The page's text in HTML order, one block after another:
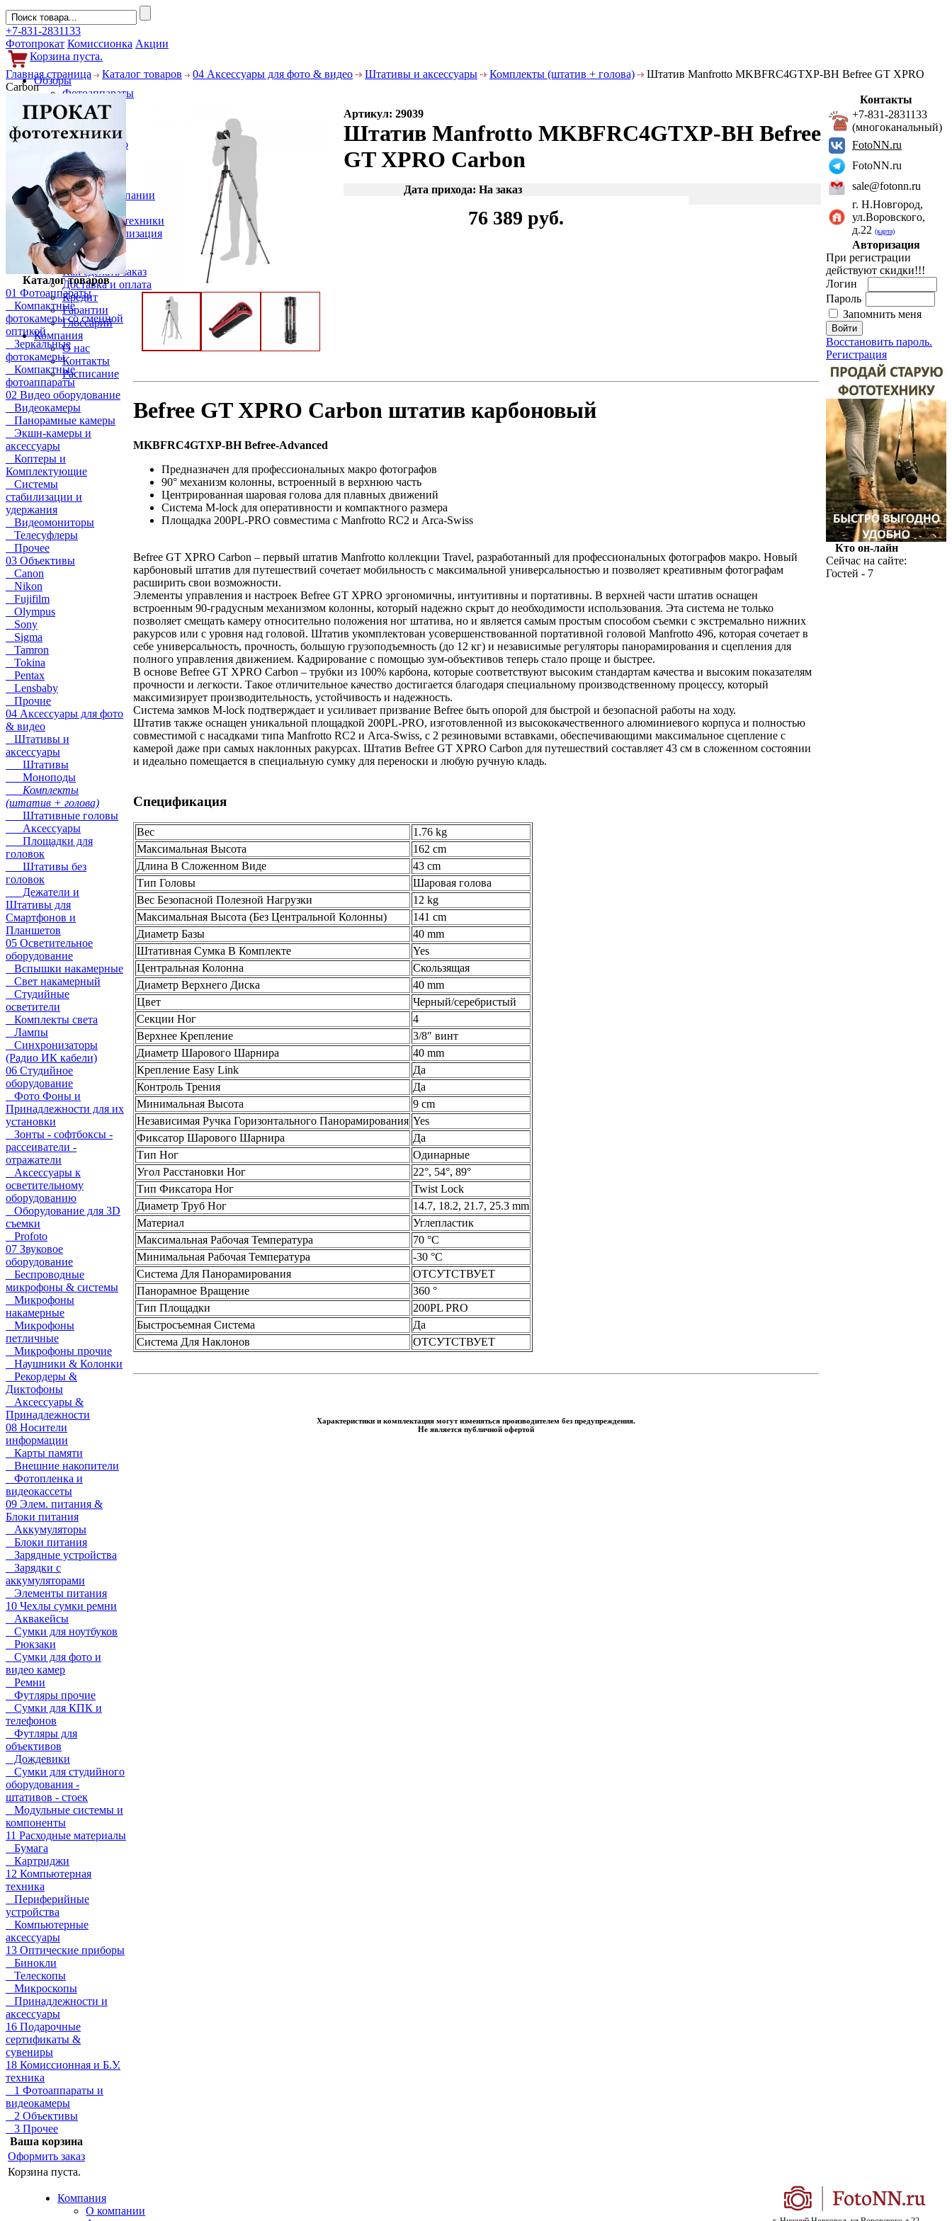
+7-831-2831133
Фотопрокат Комиссионка Акции
Корзина пуста.
Обзоры
Фотоаппараты
Объективы
Фильтры
Новости
Фото и видео
Гаджеты
Аксессуары
Слухи
Новости компании
Услуги
Прокат фототехники
Выкуп и реализация
Покупателям
Акции
Как сделать заказ
Доставка и оплата
Кредит
Гарантии
Глоссарий
Компания
О нас
Контакты
Расписание
Главная страница Каталог товаров 04 Аксессуары для фото & видео Штативы и аксессуары Комплекты (штатив + голова)
Штатив Manfrotto MKBFRC4GTXP-BH Befree GT XPRO
Carbon
Каталог товаров
01 Фотоаппараты
Компактные
фотокамеры со сменной
оптикой
Зеркальные
фотокамеры
Компактные
фотоаппараты
02 Видео оборудование
Видеокамеры
Панорамные камеры
Экшн-камеры и
аксессуары
Коптеры и
Комплектующие
Системы
стабилизации и
удержания
Видеомониторы
Телесуфлеры
Прочее
03 Объективы
Canon
Nikon
Fujifilm
Olympus
Sony
Sigma
Tamron
Tokina
Pentax
Lensbaby
Прочие
04 Аксессуары для фото
& видео
Штативы и
аксессуары
Штативы
Моноподы
Комплекты
(штатив + голова)
Штативные головы
Аксессуары
Площадки для
головок
Штативы без
головок
Дежатели и
Штативы для
Смартфонов и
Планшетов
05 Осветительное
оборудование
Вспышки накамерные
Свет накамерный
Студийные
осветители
Комплекты света
Лампы
Синхронизаторы
(Радио ИК кабели)
06 Студийное
оборудование
Фото Фоны и
Принадлежности для их
установки
Зонты - софтбоксы -
рассеиватели -
отражатели
Аксессуары к
осветительному
оборудованию
Оборудование для 3D
съемки
Profoto
07 Звуковое
оборудование
Беспроводные
микрофоны & системы
Микрофоны
накамерные
Микрофоны
петличные
Микрофоны прочие
Наушники & Колонки
Рекордеры &
Диктофоны
Аксессуары &
Принадлежности
08 Носители
информации
Карты памяти
Внешние накопители
Фотопленка и
видеокассеты
09 Элем. питания &
Блоки питания
Аккумуляторы
Блоки питания
Зарядные устройства
Зарядки с
аккумуляторами
Элементы питания
10 Чехлы сумки ремни
Аквакейсы
Сумки для ноутбуков
Рюкзаки
Сумки для фото и
видео камер
Ремни
Футляры прочие
Сумки для КПК и
телефонов
Футляры для
объективов
Дождевики
Сумки для студийного
оборудования -
штативов - стоек
Модульные системы и
компоненты
11 Расходные материалы
Бумага
Картриджи
12 Компьютерная
техника
Периферийные
устройства
Компьютерные
аксессуары
13 Оптические приборы
Бинокли
Телескопы
Микроскопы
Принадлежности и
аксессуары
16 Подарочные
сертификаты &
сувениры
18 Комиссионная и Б.У.
техника
1 Фотоаппараты и
видеокамеры
2 Объективы
3 Прочее
Ваша корзина
Оформить заказ
Корзина пуста.
Артикул: 29039
Штатив Manfrotto MKBFRC4GTXP-BH Befree
GT XPRO Carbon
Дата прихода: На заказ
76 389 руб.
Befree GT XPRO Carbon штатив карбоновый
MKBFRC4GTXP-BH Befree-Advanced
Предназначен для профессиональных макро фотографов
90° механизм колонны, встроенный в верхнюю часть
Центрированная шаровая голова для плавных движений
Система M-lock для оперативности и компактного размера
Площадка 200PL-PRO совместима с Manfrotto RC2 и Arca-Swiss
Befree GT XPRO Carbon – первый штатив Manfrotto коллекции Travel, разработанный для профессиональных фотографов макро. Новый
карбоновый штатив для путешествий сочетает мобильность с максимальной универсальностью и позволяет креативным фотографам
расширить свои возможности.
Элементы управления и настроек Befree GT XPRO эргономичны, интуитивны и портативны. В верхней части штатив оснащен
встроенным 90-градусным механизмом колонны, который надежно скрыт до необходимости использования. Эта система не только
позволяет смещать камеру относительно положения ног штатива, но и является самым простым способом съемки с экстремально нижних
ракурсов или с уровня над головой. Штатив укомплектован усовершенствованной портативной головой Manfrotto 496, которая сочетает в
себе универсальность, прочность, большую грузоподъемность (до 12 кг) и независимые регуляторы панорамирования и сцепления для
полного управления движением. Кадрирование с помощью зум-объективов теперь стало проще и быстрее.
В основе Befree GT XPRO Carbon – трубки из 100% карбона, которые соответствуют высоким стандартам качества и высоким показателям
прочности и легкости. Такое отличительное качество достигается благодаря специальному производственному процессу, который
максимизирует производительность, устойчивость и надежность.
Система замков M-lock подтверждает и усиливает призвание Befree быть опорой для быстрой и безопасной работы на ходу.
Штатив также оснащен уникальной площадкой 200PL-PRO, изготовленной из высококачественного алюминиевого корпуса и полностью
совместимой с насадками типа Manfrotto RC2 и Arca-Swiss, с 2 резиновыми вставками, обеспечивающими максимальное сцепление с
камерой даже при самых наклонных ракурсах. Штатив Befree GT XPRO Carbon для путешествий составляет 43 см в сложенном состоянии
и идеально помещается в специальную сумку для переноски и любую ручную кладь.
Спецификация
Вес
1.76 kg
Максимальная Высота
162 cm
Длина В Сложенном Виде
43 cm
Тип Головы
Шаровая голова
Вес Безопасной Полезной Нагрузки
12 kg
Максимальная Высота (Без Центральной Колонны)
141 cm
Диаметр Базы
40 mm
Штативная Сумка В Комплекте
Yes
Центральная Колонна
Скользящая
Диаметр Верхнего Диска
40 mm
Цвет
Черный/серебристый
Секции Ног
4
Верхнее Крепление
3/8″ винт
Диаметр Шарового Шарнира
40 mm
Крепление Easy Link
Да
Контроль Трения
Да
Минимальная Высота
9 cm
Независимая Ручка Горизонтального Панорамирования Yes
Фиксатор Шарового Шарнира
Да
Тип Ног
Одинарные
Угол Расстановки Ног
22°, 54°, 89°
Тип Фиксатора Ног
Twist Lock
Диаметр Труб Ног
14.7, 18.2, 21.7, 25.3 mm
Материал
Углепластик
Максимальная Рабочая Температура
70 °C
Минимальная Рабочая Температура
-30 °C
Система Для Панорамирования
ОТСУТСТВУЕТ
Панорамное Вращение
360 °
Тип Площадки
200PL PRO
Быстросъемная Система
Да
Система Для Наклонов
ОТСУТСТВУЕТ
Характеристики и комплектация могут изменяться производителем без предупреждения.
Не является публичной офертой
Контакты
+7-831-2831133
(многоканальный)
FotoNN.ru
FotoNN.ru
sale@fotonn.ru
г. Н.Новгород,
ул.Воровского,
д.22 (карта)
Авторизация
При регистрации
действуют скидки!!!
Логин
Пароль
Запомнить меня
Восстановить пароль.
Регистрация
Кто он-лайн
Сейчас на сайте:
Гостей - 7
Компания
О компании